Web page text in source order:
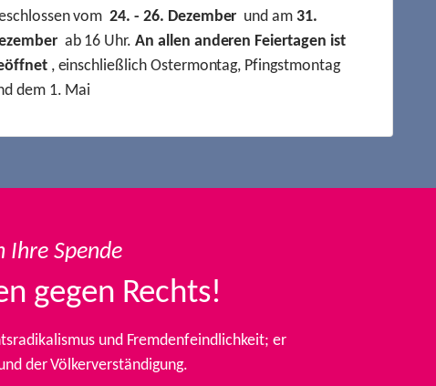
vom24. - 26. Dezember und am31.
ab 16 Uhr.An allen anderen Feiertagen ist
, einschließlich Ostermontag, Pfingstmontag
dem 1. Mai
Ihre Spende
gegen Rechts!
und Fremdenfeindlichkeit; er
der Völkerverständigung.